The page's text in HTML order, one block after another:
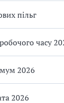
пільг
часу
2026
2026